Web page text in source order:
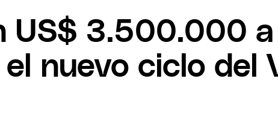
US$ 3.500.000
nuevo ciclo del